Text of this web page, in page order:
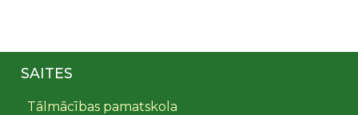
SAITES
Tālmācības pamatskola